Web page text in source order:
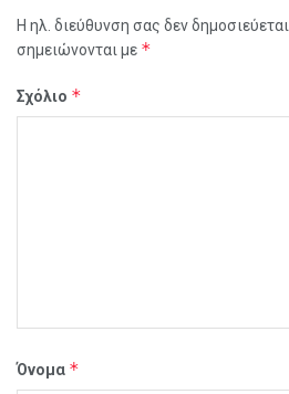
Η ηλ. διεύθυνση σας δεν δημοσιεύεται.
σημειώνονται με *
Σχόλιο *
Όνομα *